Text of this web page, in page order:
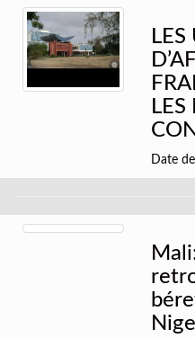
Date